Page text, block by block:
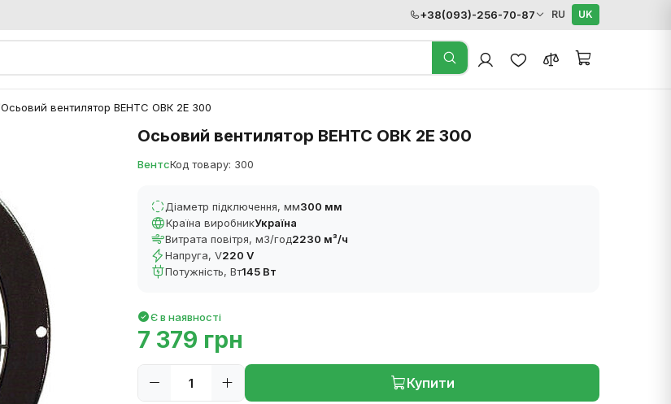
+38(093)-256-70-87 RU UK
Осьовий вентилятор ВЕНТС ОВК 2Е 300
Осьовий вентилятор ВЕНТС ОВК 2Е 300
ВентсКод товару: 300
Діаметр підключення, мм300 мм
Країна виробникУкраїна
Витрата повітря, м3/год2230 м³/ч
Напруга, V220 V
Потужність, Вт145 Вт
Є в наявності
7 379 грн
Купити